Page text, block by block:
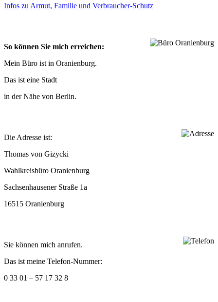
Infos zu Armut, Fami­lie und Verbraucher-Schutz
So kön­nen Sie mich erreichen:
Mein Büro ist in Oranienburg.
Das ist eine Stadt
in der Nähe von Berlin.
Die Adresse ist:
Tho­mas von Gizycki
Wahl­kreis­büro Oranienburg
Sach­sen­hau­se­ner Straße 1a
16515 Ora­ni­en­burg
Sie kön­nen mich anrufen.
Das ist meine Telefon-Nummer:
0 33 01 – 57 17 32 8